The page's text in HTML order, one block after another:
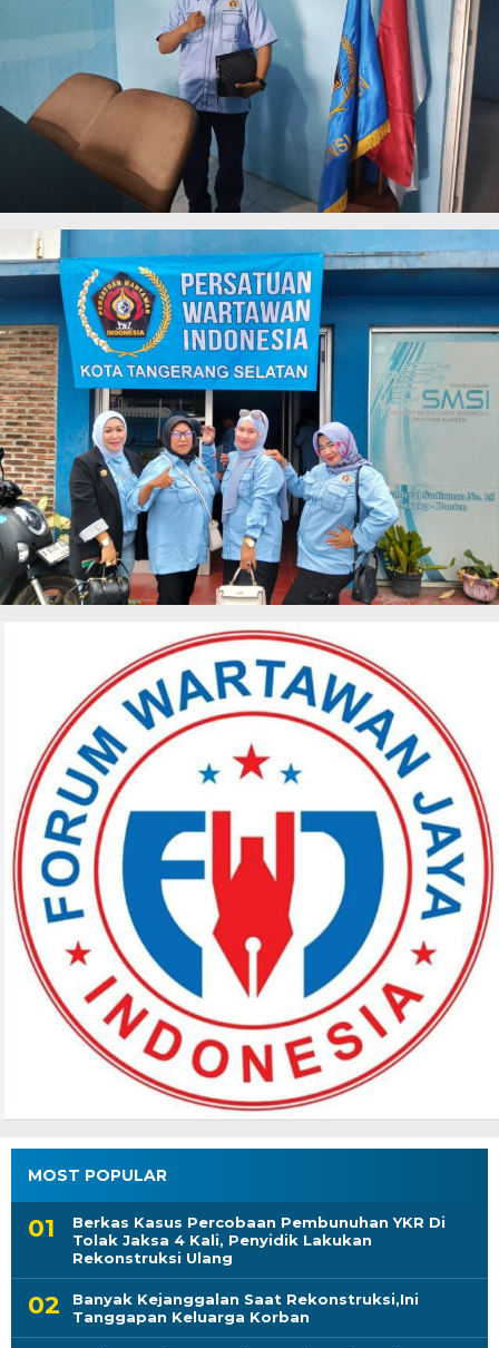
MOST POPULAR
Berkas Kasus Percobaan Pembunuhan YKR Di
Tolak Jaksa 4 Kali, Penyidik Lakukan
Rekonstruksi Ulang
Banyak Kejanggalan Saat Rekonstruksi,Ini
Tanggapan Keluarga Korban